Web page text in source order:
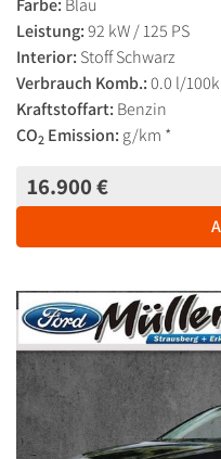
Leistung:92 kW / 125 PS
Interior: Stoff Schwarz
Verbrauch Komb.:0.0 l/
Kraftstoffart: Benzin
CO2 Emission: g/km *
16.900 €